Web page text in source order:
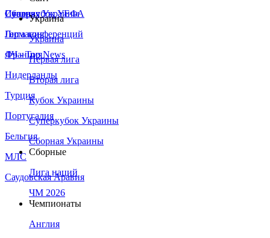
Сборная Украины
Италия
Германия
Франция
Нидерланды
Турция
Португалия
Бельгия
МЛС
Саудовская Аравия
Суперкубок УЕФА
Лига конференций
ЛЧ - Top News
Украина
Украина
Первая лига
Вторая лига
Кубок Украины
Суперкубок Украины
Сборная Украины
Сборные
Лига наций
ЧМ 2026
Чемпионаты
Англия